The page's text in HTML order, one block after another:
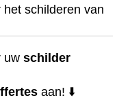
schilderen van
uw schilder
aan! ⬇️